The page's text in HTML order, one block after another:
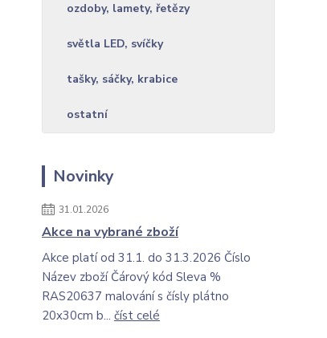
ozdoby, lamety, řetězy
světla LED, svíčky
tašky, sáčky, krabice
ostatní
Novinky
31.01.2026
Akce na vybrané zboží
Akce platí od 31.1. do 31.3.2026 Číslo
Název zboží Čárový kód Sleva %
RAS20637 malování s čísly plátno
20x30cm b... číst celé